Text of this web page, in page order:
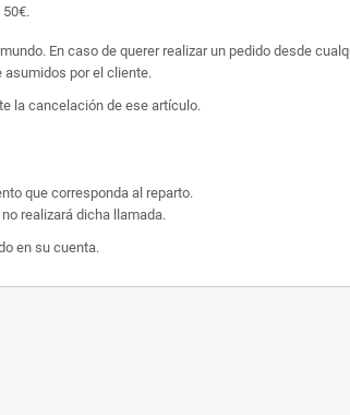
En caso de querer realizar un pedido desde
por el cliente.
la cancelación de ese artículo.
que corresponda al reparto.
realizará dicha llamada.
en su cuenta.